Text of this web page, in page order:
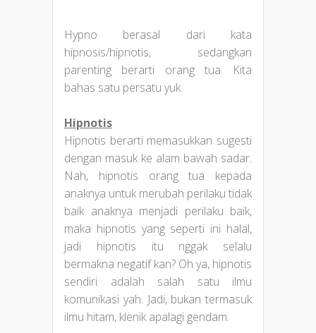
Hypno berasal dari kata
hipnosis/hipnotis, sedangkan
parenting berarti orang tua. Kita
bahas satu persatu yuk.
Hipnotis
Hipnotis berarti memasukkan sugesti
dengan masuk ke alam bawah sadar.
Nah, hipnotis orang tua kepada
anaknya untuk merubah perilaku tidak
baik anaknya menjadi perilaku baik,
maka hipnotis yang seperti ini halal,
jadi hipnotis itu nggak selalu
bermakna negatif kan? Oh ya, hipnotis
sendiri adalah salah satu ilmu
komunikasi yah. Jadi, bukan termasuk
ilmu hitam, klenik apalagi gendam.